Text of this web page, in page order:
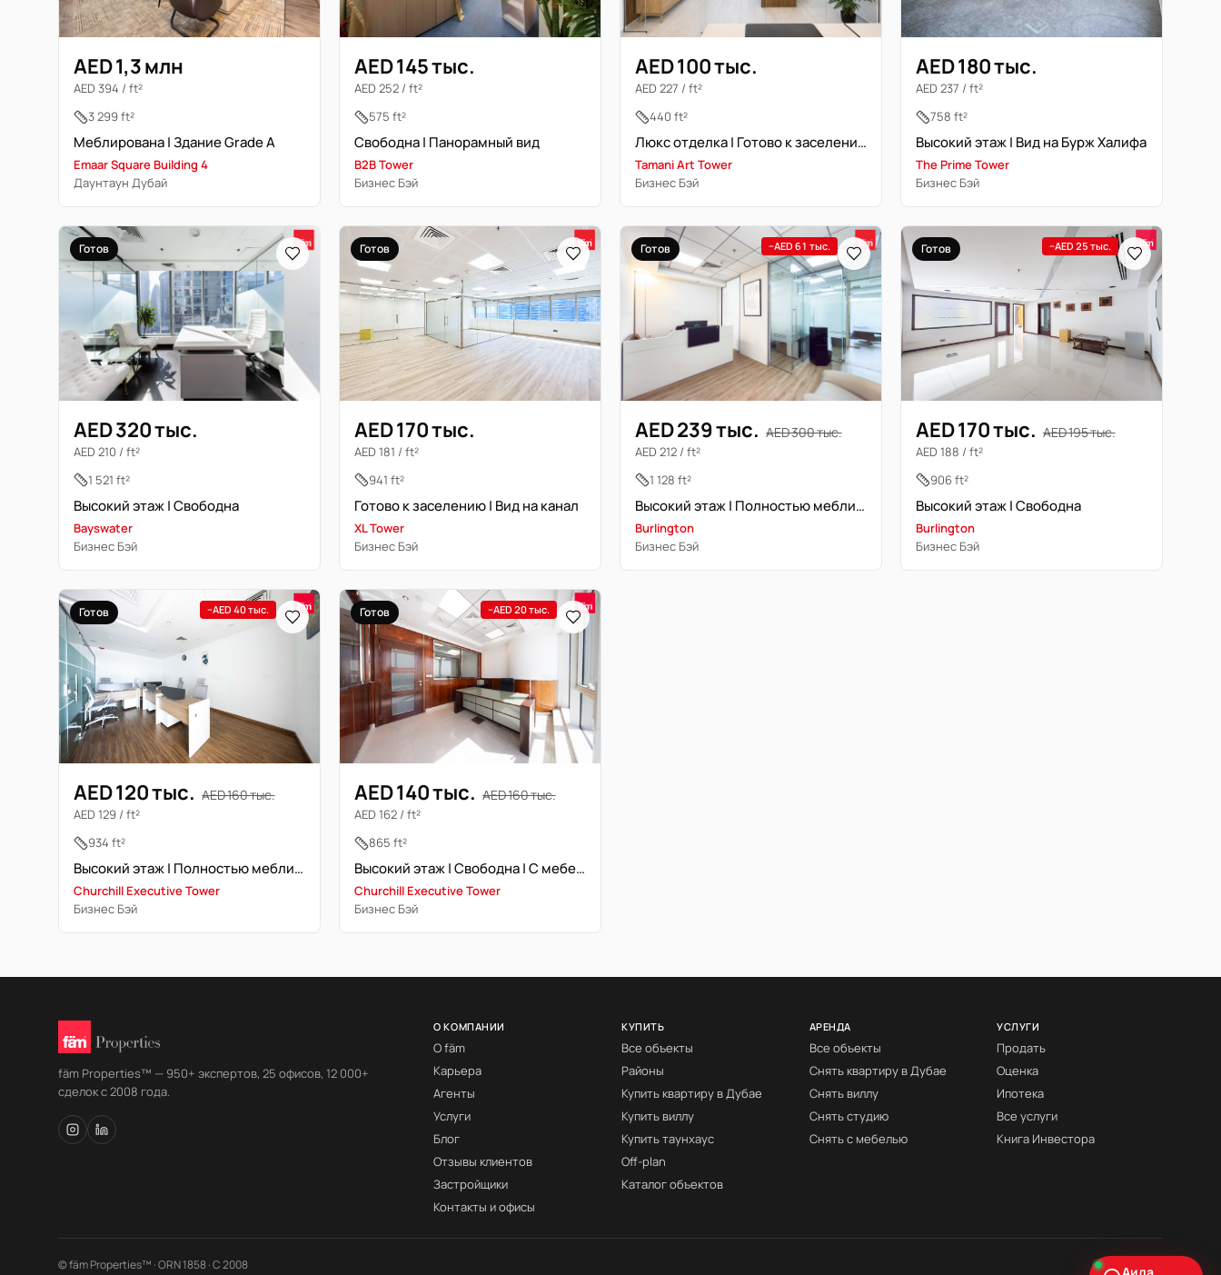
AED 1,3 млн
AED 394 / ft²
3 299 ft²
Меблирована | Здание Grade A
Emaar Square Building 4
Даунтаун Дубай
AED 145 тыс.
AED 252 / ft²
575 ft²
Свободна | Панорамный вид
B2B Tower
Бизнес Бэй
AED 100 тыс.
AED 227 / ft²
440 ft²
Люкс отделка | Готово к заселению
Tamani Art Tower
Бизнес Бэй
AED 180 тыс.
AED 237 / ft²
758 ft²
Высокий этаж | Вид на Бурж Халифа
The Prime Tower
Бизнес Бэй
Готов
AED 320 тыс.
AED 210 / ft²
1 521 ft²
Высокий этаж | Свободна
Bayswater
Бизнес Бэй
Готов
AED 170 тыс.
AED 181 / ft²
941 ft²
Готово к заселению | Вид на канал
XL Tower
Бизнес Бэй
Готов −AED 61 тыс.
AED 239 тыс. AED 300 тыс.
AED 212 / ft²
1 128 ft²
Высокий этаж | Полностью меблирована
Burlington
Бизнес Бэй
Готов −AED 25 тыс.
AED 170 тыс. AED 195 тыс.
AED 188 / ft²
906 ft²
Высокий этаж | Свободна
Burlington
Бизнес Бэй
Готов −AED 40 тыс.
AED 120 тыс. AED 160 тыс.
AED 129 / ft²
934 ft²
Высокий этаж | Полностью меблирована
Churchill Executive Tower
Бизнес Бэй
Готов −AED 20 тыс.
AED 140 тыс. AED 160 тыс.
AED 162 / ft²
865 ft²
Высокий этаж | Свободна | С мебелью
Churchill Executive Tower
Бизнес Бэй
fäm Properties™ — 950+ экспертов, 25 офисов, 12 000+
сделок с 2008 года.
О КОМПАНИИ
О fäm
Карьера
Агенты
Услуги
Блог
Отзывы клиентов
Застройщики
Контакты и офисы
КУПИТЬ
Все объекты
Районы
Купить квартиру в Дубае
Купить виллу
Купить таунхаус
Off-plan
Каталог объектов
АРЕНДА
Все объекты
Снять квартиру в Дубае
Снять виллу
Снять студию
Снять с мебелью
УСЛУГИ
Продать
Оценка
Ипотека
Все услуги
Книга Инвестора
© fäm Properties™ · ORN 1858 · С 2008